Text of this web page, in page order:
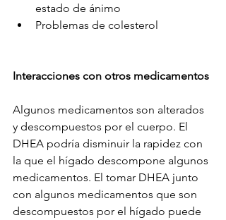
estado de ánimo
Problemas de colesterol
Interacciones con otros medicamentos
Algunos medicamentos son alterados
y descompuestos por el cuerpo. El
DHEA podría disminuir la rapidez con
la que el hígado descompone algunos
medicamentos. El tomar DHEA junto
con algunos medicamentos que son
descompuestos por el hígado puede